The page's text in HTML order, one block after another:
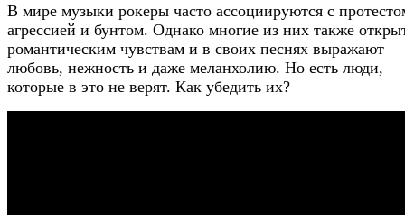
В мире музыки рокеры часто ассоциируются с
агрессией и бунтом. Однако многие из них также
романтическим чувствам и в своих песнях выражают
любовь, нежность и даже меланхолию. Но есть люди,
которые в это не верят. Как убедить их?